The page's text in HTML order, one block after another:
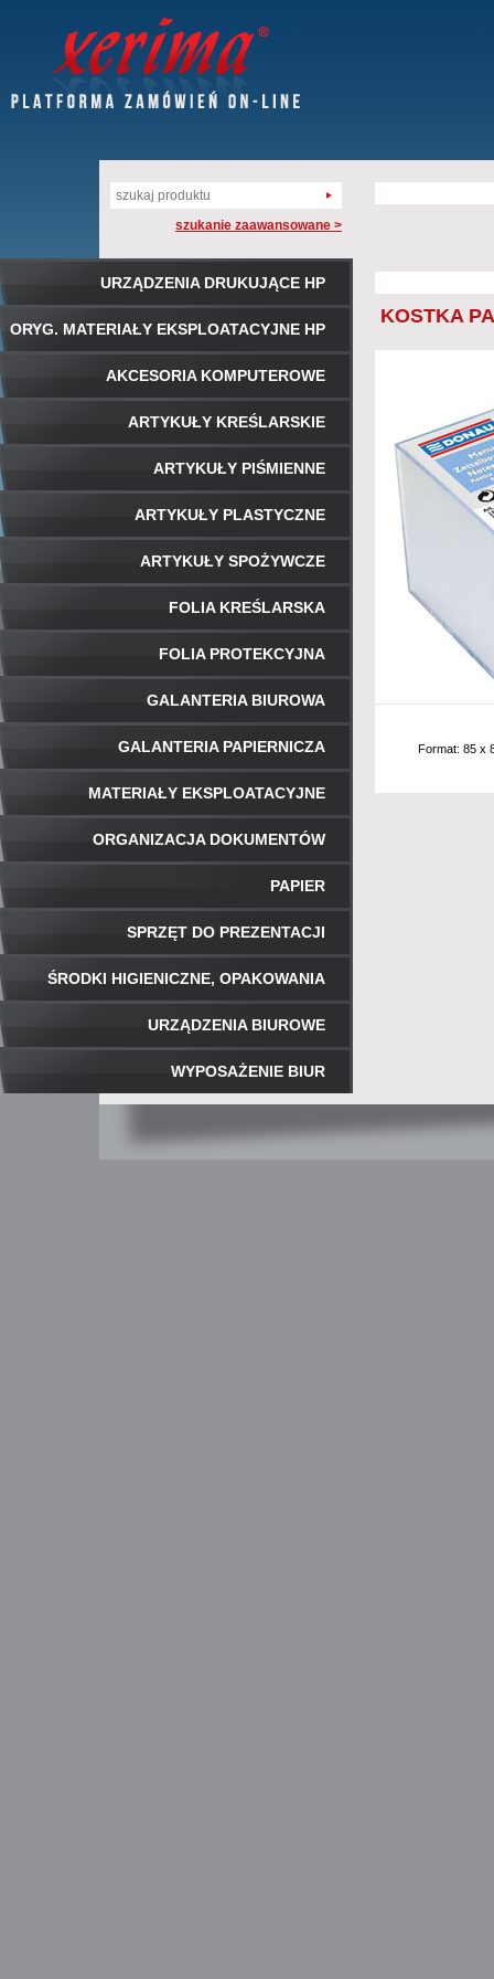
szukanie zaawansowane >
URZĄDZENIA DRUKUJĄCE HP
ORYG. MATERIAŁY EKSPLOATACYJNE HP
AKCESORIA KOMPUTEROWE
ARTYKUŁY KREŚLARSKIE
ARTYKUŁY PIŚMIENNE
ARTYKUŁY PLASTYCZNE
ARTYKUŁY SPOŻYWCZE
FOLIA KREŚLARSKA
FOLIA PROTEKCYJNA
GALANTERIA BIUROWA
GALANTERIA PAPIERNICZA
MATERIAŁY EKSPLOATACYJNE
ORGANIZACJA DOKUMENTÓW
PAPIER
SPRZĘT DO PREZENTACJI
ŚRODKI HIGIENICZNE, OPAKOWANIA
URZĄDZENIA BIUROWE
WYPOSAŻENIE BIUR
KOSTKA
Format: 85 x